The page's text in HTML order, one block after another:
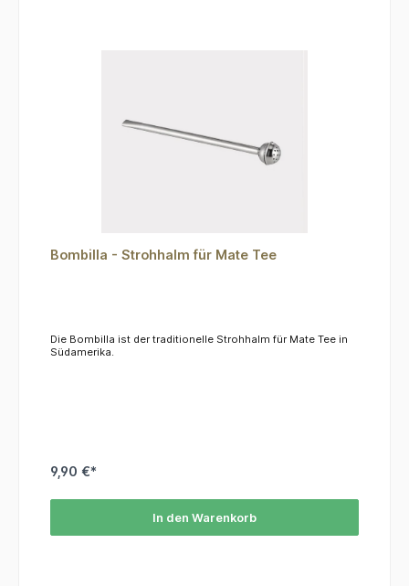
Bombilla - Strohhalm für Mate Tee
Die Bombilla ist der traditionelle Strohhalm für Mate Tee in
Südamerika.
9,90 €*
In den Warenkorb